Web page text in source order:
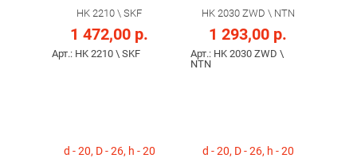
HK 2210 \ SKF
1 472,00 р.
Арт.: HK 2210 \ SKF
HK 2030 ZWD \ NTN
1 293,00 р.
Арт.: HK 2030 ZWD \
NTN
d - 20, D - 26, h - 20 d - 20, D - 26, h - 20